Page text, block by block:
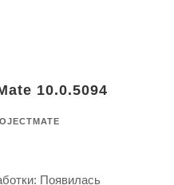
10.0.5094
Появилась